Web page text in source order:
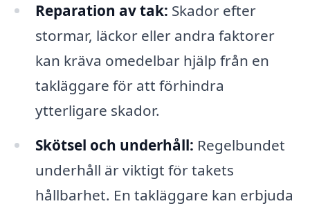
Reparation av tak: Skador efter
stormar, läckor eller andra faktorer
kan kräva omedelbar hjälp från en
takläggare för att förhindra
ytterligare skador.
Skötsel och underhåll: Regelbundet
underhåll är viktigt för takets
hållbarhet. En takläggare kan erbjuda